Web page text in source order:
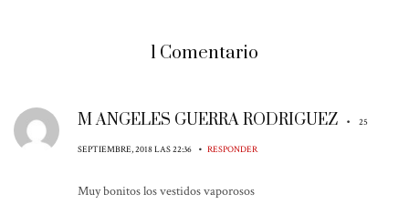
1 Comentario
M ANGELES GUERRA RODRIGUEZ • 25
SEPTIEMBRE, 2018 LAS 22:36 • RESPONDER
Muy bonitos los vestidos vaporosos